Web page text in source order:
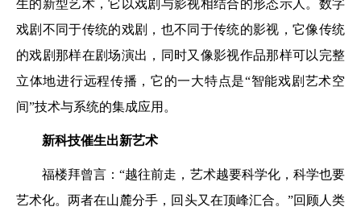
生的新型艺术，它以戏剧与影视相结合的形态示人。数字
戏剧不同于传统的戏剧，也不同于传统的影视，它像传统
的戏剧那样在剧场演出，同时又像影视作品那样可以完整
立体地进行远程传播，它的一大特点是“智能戏剧艺术空
间”技术与系统的集成应用。
新科技催生出新艺术
福楼拜曾言：“越往前走，艺术越要科学化，科学也要
艺术化。两者在山麓分手，回头又在顶峰汇合。”回顾人类